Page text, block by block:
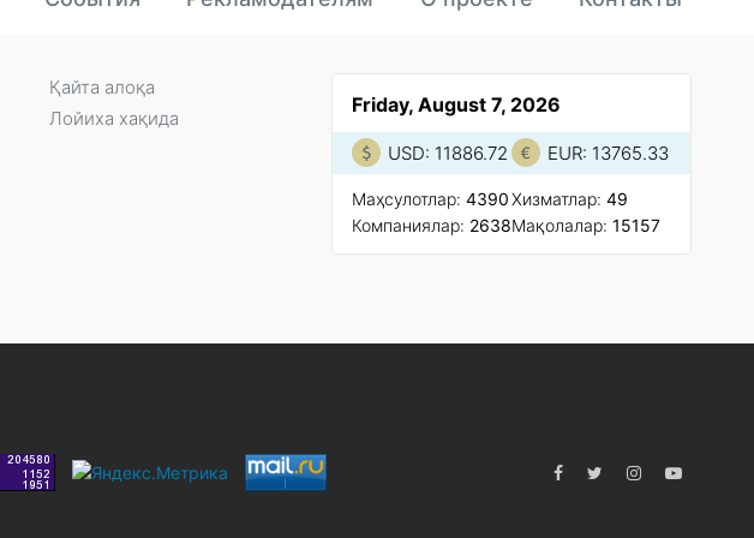
Friday, August 7, 2026
USD: 11886.72 EUR: 13765.33
Маҳсулотлар: 4390
Компаниялар: 2638
Xизматлар: 49
Мақолалар: 15157
Қайта алоқа
Лойиха хақида